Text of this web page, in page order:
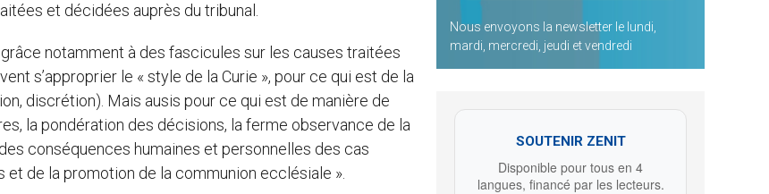
et décidées auprès du tribunal.
notamment à des fascicules sur les causes traitées
s’approprier le « style de la Curie », pour ce qui est de la
discrétion). Mais ausis pour ce qui est de manière de
la pondération des décisions, la ferme observance de la
conséquences humaines et personnelles des cas
et de la promotion de la communion ecclésiale ».
Nous envoyons la newsletter le lundi,
mardi, mercredi, jeudi et vendredi
SOUTENIR ZENIT
Disponible pour tous en 4
langues, financé par les lecteurs.